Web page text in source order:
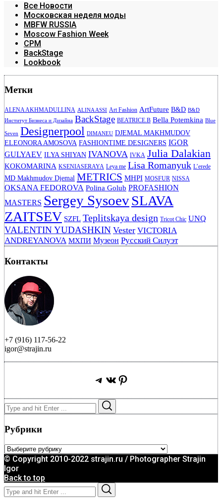
Все Новости
Московская неделя моды
MBFW RUSSIA
Moscow Fashion Week
CPM
BackStage
Lookbook
Метки
ALENA AKHMADULLINA ALINA ASSI Art Fashion ArtFuture B&D B&D
Институт Бизнеса и Дизайна BackStage BEATRICE.B Bella Potemkina Blue
Seven Designerpool DIMANEU DJEMAL MAKHMUDOV
ELEONORA AMOSOVA FASHIONTIME DESIGNERS IGOR
GULYAEV ILYA SHIYAN IVANOVA IVKA Julia Dalakian
KOKOMARINA KSENIASERAYA Leya me Lisa Romanyuk L’erede
MD Makhmudov Djemal METRICS MHPI MOSFUR NISSA
OKSANA FEDOROVA Polina Golub PROFASHION
MASTERS Sergey SysoevSLAVA
ZAITSEV SZFL Teplitskaya design Tricot Chic UNQ
VALENTIN YUDASHKIN Vester VICTORIA
ANDREYANOVA МХПИ Музеон Русский Силуэт
Контакты
+7 (916) 117-56-22
igor@strajin.ru
Telegram
ВКонтакте
Pinterest
Search
for:
Рубрики
Рубрики
© Copyright 2010-2022 strajin.ru / Photographer Strajin
Igor
Back to top
Search
for: